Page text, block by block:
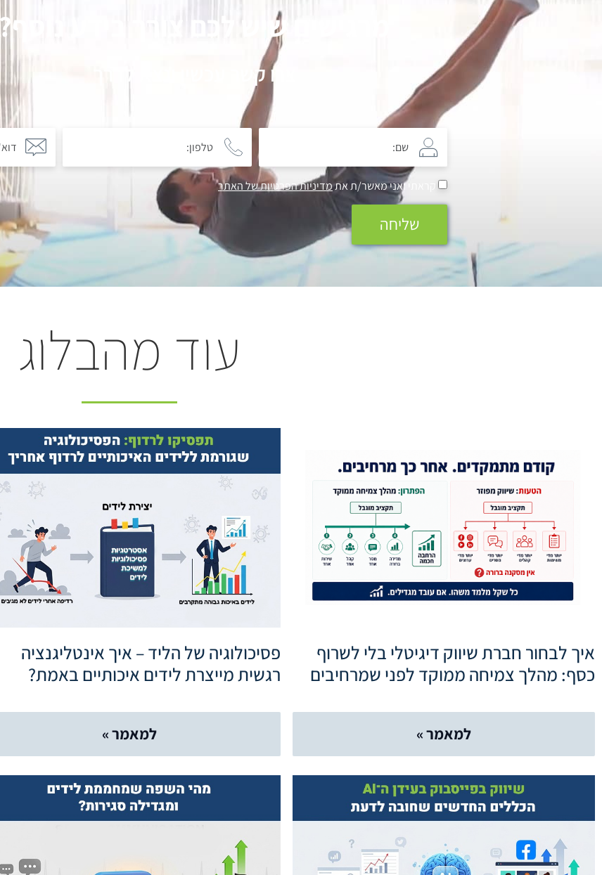
מרגישים שיש לכם צורך בידע נוסף?
צרו קשר עכשיו ונצא לדרך
קראתי ואני מאשר/ת אתמדיניות הפרטיות של האתר
שליחה
עוד מהבלוג
איך לבחור חברת שיווק דיגיטלי בלי לשרוף
כסף: מהלך צמיחה ממוקד לפני שמרחיבים
למאמר »
פסיכולוגיה של הליד – איך אינטליגנציה
רגשית מייצרת לידים איכותיים באמת?
למאמר »